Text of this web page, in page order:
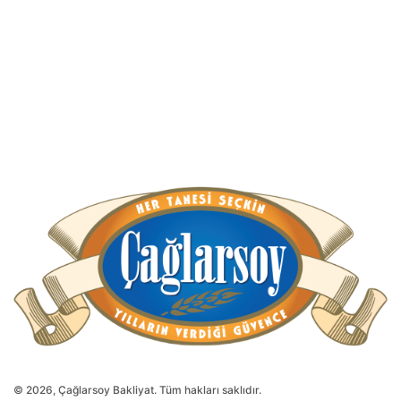
© 2026, Çağlarsoy Bakliyat. Tüm hakları saklıdır.